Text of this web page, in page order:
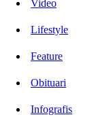
Video
Lifestyle
Feature
Obituari
Infografis